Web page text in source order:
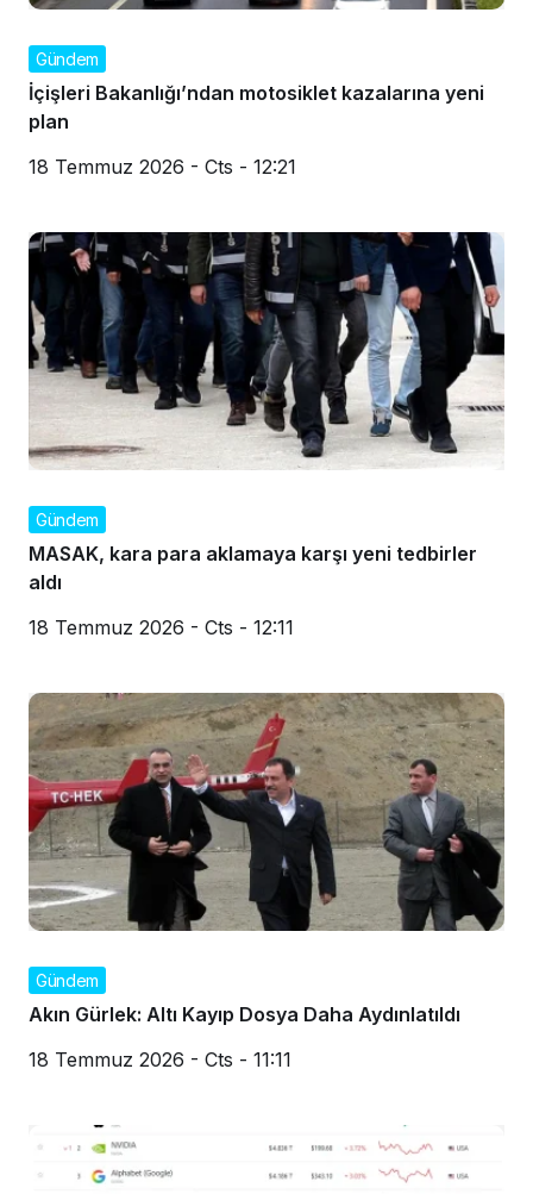
Gündem
İçişleri Bakanlığı’ndan motosiklet kazalarına yeni
plan
18 Temmuz 2026 - Cts - 12:21
Gündem
MASAK, kara para aklamaya karşı yeni tedbirler
aldı
18 Temmuz 2026 - Cts - 12:11
Gündem
Akın Gürlek: Altı Kayıp Dosya Daha Aydınlatıldı
18 Temmuz 2026 - Cts - 11:11